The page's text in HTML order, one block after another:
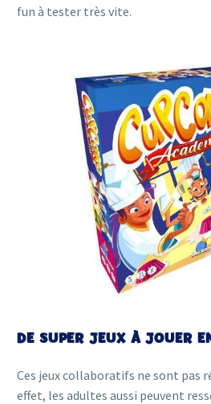
fun à tester très vite.
DE SUPER JEUX À JOUER
Ces jeux collaboratifs ne sont pas
effet, les adultes aussi peuvent